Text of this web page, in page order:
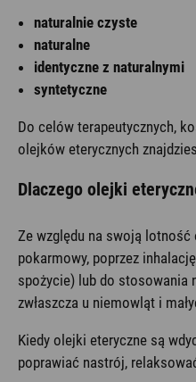
naturalnie czyste
naturalne
identyczne z naturalnymi
syntetyczne
Do celów terapeutycznych,
olejków eterycznych
Dlaczego olejki
Ze względu na swoją lotność
pokarmowy, poprzez
spożycie) lub do stosowania
zwłaszcza u niemowląt i
Kiedy olejki eteryczne są
poprawiać nastrój,